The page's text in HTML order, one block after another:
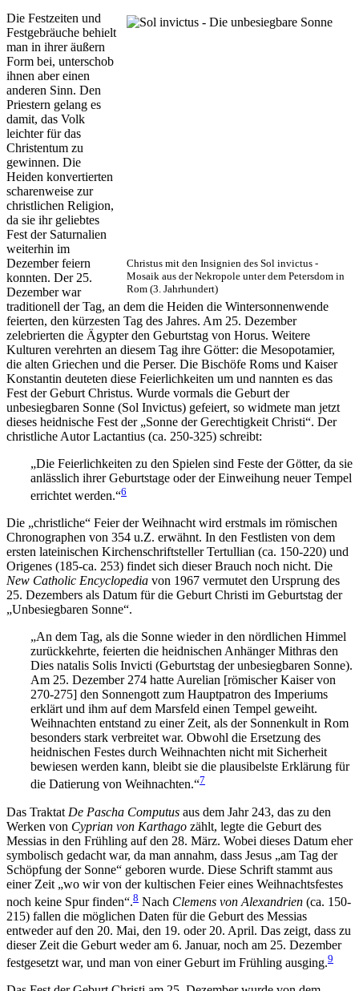
Christus mit den Insignien des Sol invictus -
Mosaik aus der Nekropole unter dem Petersdom in
Rom (3. Jahrhundert)
Die Festzeiten und
Festgebräuche behielt
man in ihrer äußern
Form bei, unterschob
ihnen aber einen
anderen Sinn. Den
Priestern gelang es
damit, das Volk
leichter für das
Christentum zu
gewinnen. Die
Heiden konvertierten
scharenweise zur
christlichen Religion,
da sie ihr geliebtes
Fest der Saturnalien
weiterhin im
Dezember feiern
konnten. Der 25.
Dezember war
traditionell der Tag, an dem die Heiden die Wintersonnenwende
feierten, den kürzesten Tag des Jahres. Am 25. Dezember
zelebrierten die Ägypter den Geburtstag von Horus. Weitere
Kulturen verehrten an diesem Tag ihre Götter: die Mesopotamier,
die alten Griechen und die Perser. Die Bischöfe Roms und Kaiser
Konstantin deuteten diese Feierlichkeiten um und nannten es das
Fest der Geburt Christus. Wurde vormals die Geburt der
unbesiegbaren Sonne (Sol Invictus) gefeiert, so widmete man jetzt
dieses heidnische Fest der „Sonne der Gerechtigkeit Christi“. Der
christliche Autor Lactantius (ca. 250-325) schreibt:
„Die Feierlichkeiten zu den Spielen sind Feste der Götter, da sie
anlässlich ihrer Geburtstage oder der Einweihung neuer Tempel
errichtet werden.“6
Die „christliche“ Feier der Weihnacht wird erstmals im römischen
Chronographen von 354 u.Z. erwähnt. In den Festlisten von dem
ersten lateinischen Kirchenschriftsteller Tertullian (ca. 150-220) und
Origenes (185-ca. 253) findet sich dieser Brauch noch nicht. Die
New Catholic Encyclopedia von 1967 vermutet den Ursprung des
25. Dezembers als Datum für die Geburt Christi im Geburtstag der
„Unbesiegbaren Sonne“.
„An dem Tag, als die Sonne wieder in den nördlichen Himmel
zurückkehrte, feierten die heidnischen Anhänger Mithras den
Dies natalis Solis Invicti (Geburtstag der unbesiegbaren Sonne).
Am 25. Dezember 274 hatte Aurelian [römischer Kaiser von
270-275] den Sonnengott zum Hauptpatron des Imperiums
erklärt und ihm auf dem Marsfeld einen Tempel geweiht.
Weihnachten entstand zu einer Zeit, als der Sonnenkult in Rom
besonders stark verbreitet war. Obwohl die Ersetzung des
heidnischen Festes durch Weihnachten nicht mit Sicherheit
bewiesen werden kann, bleibt sie die plausibelste Erklärung für
die Datierung von Weihnachten.“7
Das Traktat De Pascha Computus aus dem Jahr 243, das zu den
Werken von Cyprian von Karthago zählt, legte die Geburt des
Messias in den Frühling auf den 28. März. Wobei dieses Datum eher
symbolisch gedacht war, da man annahm, dass Jesus „am Tag der
Schöpfung der Sonne“ geboren wurde. Diese Schrift stammt aus
einer Zeit „wo wir von der kultischen Feier eines Weihnachtsfestes
noch keine Spur finden“.8 Nach Clemens von Alexandrien (ca. 150-
215) fallen die möglichen Daten für die Geburt des Messias
entweder auf den 20. Mai, den 19. oder 20. April. Das zeigt, dass zu
dieser Zeit die Geburt weder am 6. Januar, noch am 25. Dezember
festgesetzt war, und man von einer Geburt im Frühling ausging.9